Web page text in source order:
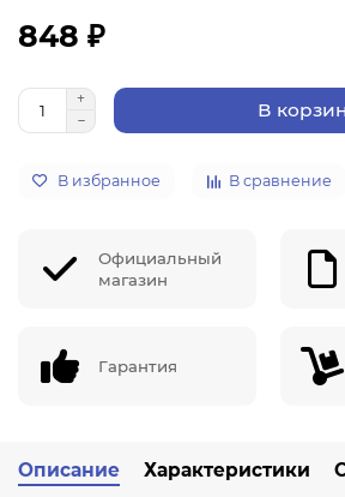
848 ₽
В
В избранное В сравнение
Официальный
магазин
Гарантия
Описание Характеристики